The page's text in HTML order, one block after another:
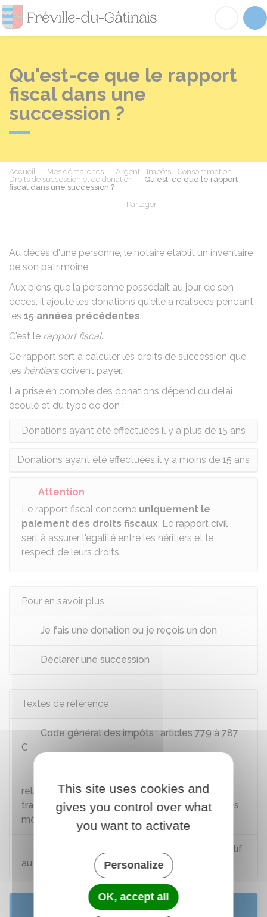
Fréville-du-
Qu'est-ce que le rapport
fiscal dans une
succession ?
Accueil Mes démarches
Argent - Impôts - Consommation
Droits de succession et de donation
Qu'est-ce que le rapport
fiscal dans une succession ?
Partager
Au décès d'une personne, le notaire établit un inventaire
de son patrimoine.
Aux biens que la personne possédait au jour de son
décès, il ajoute les donations qu'elle a réalisées pendant
les 15 années précédentes.
C'est le rapport fiscal.
Ce rapport sert à calculer les droits de succession que
les héritiersdoivent payer.
La prise en compte des donations dépend du délai
écoulé et du type de don :
Donations ayant été effectuées il y a plus de 15 ans
Donations ayant été effectuées il y a moins de 15 ans
Attention
Le rapport fiscal concerne uniquement le
paiement des droits fiscaux. Le rapport civil
sert à assurer l'égalité entre les héritiers et le
respect de leurs droits.
Pour en savoir plus
Je fais une donation ou je reçois un don
Déclarer une succession
Textes de référence
Code général des impôts : articles 779 à 787
C
relatif à la liquidation des droits en cas de
transmissions à titre gratuit successives entre les
mêmes personnes (règle du rapport fiscal)
Bofip-Impôts n°BOI-ENR-DMTG-10-50 relatif
au calcul des droits de succession
Services en ligne et formulaires
This site uses cookies and
gives you control over what
you want to activate
Personalize
OK, accept all